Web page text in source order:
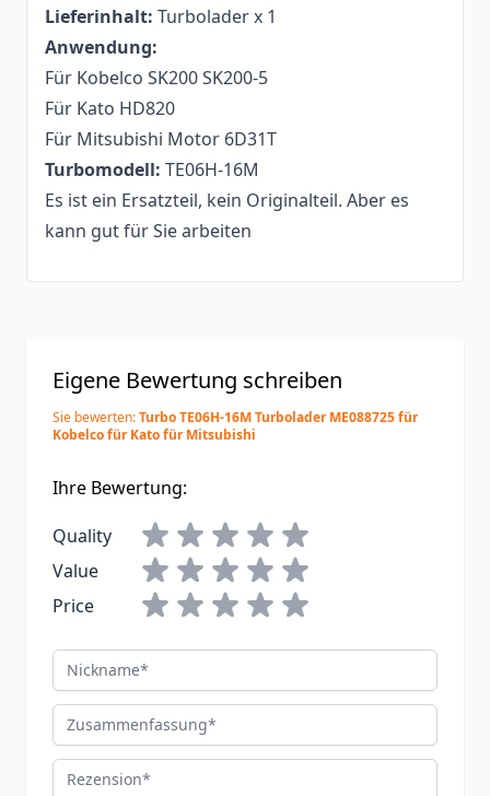
Lieferinhalt: Turbolader x 1
Anwendung:
Für Kobelco SK200 SK200-5
Für Kato HD820
Für Mitsubishi Motor 6D31T
Turbomodell: TE06H-16M
Es ist ein Ersatzteil, kein Originalteil. Aber es
kann gut für Sie arbeiten
Eigene Bewertung schreiben
Sie bewerten:Turbo TE06H-16M Turbolader ME088725 für
Kobelco für Kato für Mitsubishi
Ihre Bewertung:
Quality
Value
Price
Nickname
Zusammenfassung
Rezension